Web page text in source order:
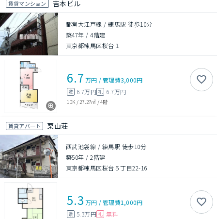
賃貸マンション 吉本ビル
都営大江戸線 / 練馬駅 徒歩10分
築47年 /4階建
東京都練馬区桜台１
6.7 万円 /管理費3,000円
敷 6.7万円礼 6.7万円
1DK / 27.27㎡ /4階
賃貸アパート 栗山荘
西武池袋線 / 練馬駅 徒歩10分
築50年 /2階建
東京都練馬区桜台５丁目22-16
5.3 万円 /管理費1,000円
敷 5.3万円 礼 無料